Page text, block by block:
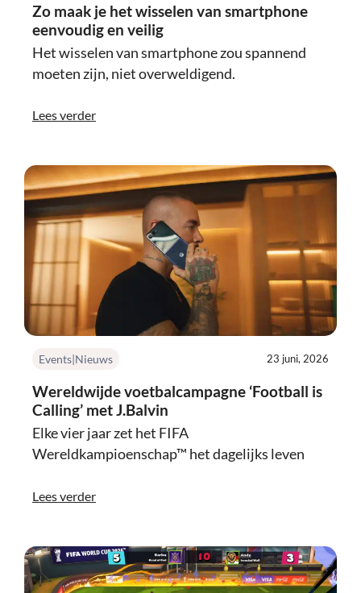
Zo maak je het wisselen van smartphone
eenvoudig en veilig
Het wisselen van smartphone zou spannend
moeten zijn, niet overweldigend.
Lees verder
Events|Nieuws 23 juni, 2026
Wereldwijde voetbalcampagne ‘Football is
Calling’ met J.Balvin
Elke vier jaar zet het FIFA
Wereldkampioenschap™ het dagelijks leven
Lees verder